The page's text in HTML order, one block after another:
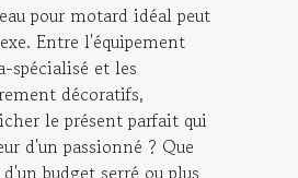
pour motard idéal peut
Entre l'équipement
spécialisé et les
décoratifs,
le présent parfait qui
d'un passionné ? Que
budget serré ou plus